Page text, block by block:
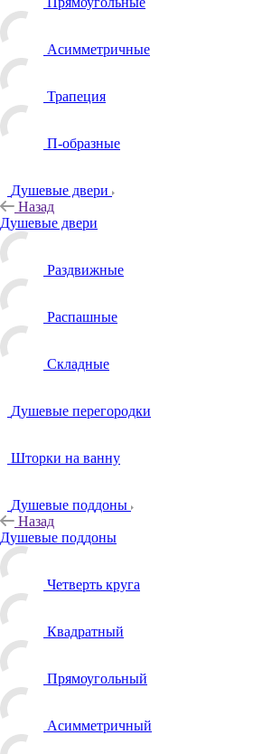
Асимметричные
Трапеция
П-образные
Душевые двери
Назад
Душевые двери
Раздвижные
Распашные
Складные
Душевые перегородки
Шторки на ванну
Душевые поддоны
Назад
Душевые поддоны
Четверть круга
Квадратный
Прямоугольный
Асимметричный